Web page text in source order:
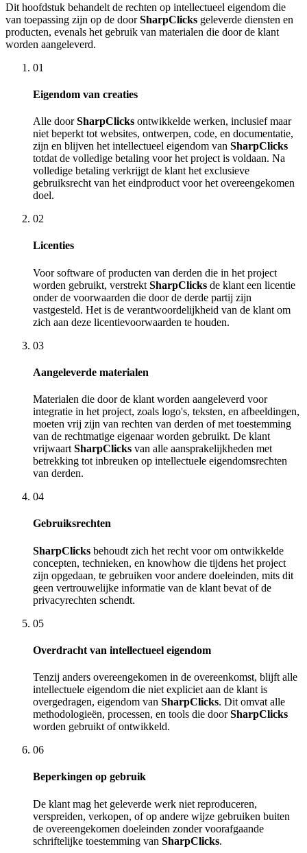
Dit hoofdstuk behandelt de rechten op intellectueel eigendom die
van toepassing zijn op de doorSharpClicks geleverde diensten en
producten, evenals het gebruik van materialen die door de klant
worden aangeleverd.
01
Eigendom van creaties
Alle doorSharpClicks ontwikkelde werken, inclusief maar
niet beperkt tot websites, ontwerpen, code, en documentatie,
zijn en blijven het intellectueel eigendom van SharpClicks
totdat de volledige betaling voor het project is voldaan. Na
volledige betaling verkrijgt de klant het exclusieve
gebruiksrecht van het eindproduct voor het overeengekomen
doel.
02
Licenties
Voor software of producten van derden die in het project
worden gebruikt, verstrekt SharpClicks de klant een licentie
onder de voorwaarden die door de derde partij zijn
vastgesteld. Het is de verantwoordelijkheid van de klant om
zich aan deze licentievoorwaarden te houden.
03
Aangeleverde materialen
Materialen die door de klant worden aangeleverd voor
integratie in het project, zoals logo's, teksten, en afbeeldingen,
moeten vrij zijn van rechten van derden of met toestemming
van de rechtmatige eigenaar worden gebruikt. De klant
vrijwaart SharpClicks van alle aansprakelijkheden met
betrekking tot inbreuken op intellectuele eigendomsrechten
van derden.
04
Gebruiksrechten
SharpClicks behoudt zich het recht voor om ontwikkelde
concepten, technieken, en knowhow die tijdens het project
zijn opgedaan, te gebruiken voor andere doeleinden, mits dit
geen vertrouwelijke informatie van de klant bevat of de
privacyrechten schendt.
05
Overdracht van intellectueel eigendom
Tenzij anders overeengekomen in de overeenkomst, blijft alle
intellectuele eigendom die niet expliciet aan de klant is
overgedragen, eigendom van SharpClicks. Dit omvat alle
methodologieën, processen, en tools die doorSharpClicks
worden gebruikt of ontwikkeld.
06
Beperkingen op gebruik
De klant mag het geleverde werk niet reproduceren,
verspreiden, verkopen, of op andere wijze gebruiken buiten
de overeengekomen doeleinden zonder voorafgaande
schriftelijke toestemming van SharpClicks.